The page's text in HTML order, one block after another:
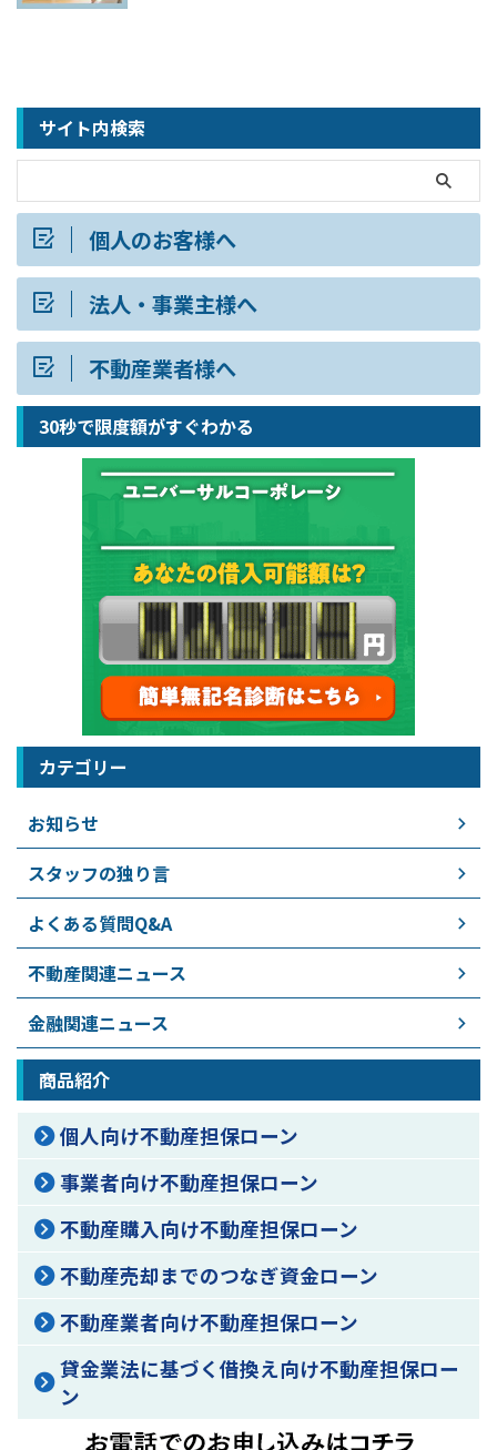
サイト内検索
個人のお客様へ
法人・事業主様へ
不動産業者様へ
30秒で限度額がすぐわかる
カテゴリー
お知らせ
スタッフの独り言
よくある質問Q&A
不動産関連ニュース
金融関連ニュース
商品紹介
個人向け不動産担保ローン
事業者向け不動産担保ローン
不動産購入向け不動産担保ローン
不動産売却までのつなぎ資金ローン
不動産業者向け不動産担保ローン
貸金業法に基づく借換え向け不動産担保ロー
ン